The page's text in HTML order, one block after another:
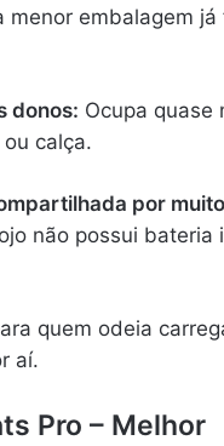
menor embalagem já
donos: Ocupa quase
calça.
por
não possui bateria
quem odeia
aí.
Pro – Melhor